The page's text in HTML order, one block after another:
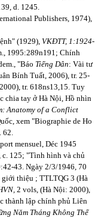
d. 1245.
Publishers, 1974),
(1929), VKĐTT, 1:1924-
1995:289n191; Chính
"Báo Tiếng Dân: Vài tư
Bính Tuất, 2006), tr. 25-
tr. 618ns13,15. Tuy
chia tay ở Hà Nội, Hồ nhìn
Anatomy of a Conflict
xem "Biographie de Ho
62.
mensuel, Déc 1945
c. 125; "Tình hình và chủ
43. Ngày 2/3/1946, 70
thiệu ; TTLTQG 3 (Hà
2 vols, (Hà Nội: 2000),
thành lập chính phủ Liên
Năm Tháng Không Thể